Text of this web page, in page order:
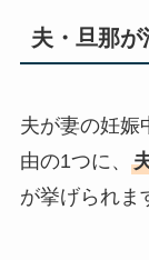
夫・旦那が
夫が妻の妊娠
由の1つに、
が挙げられま